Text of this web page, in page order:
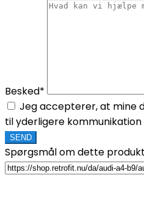
Besked*
Jeg accepterer, at mine
til yderligere kommunikation
Spørgsmål om dette